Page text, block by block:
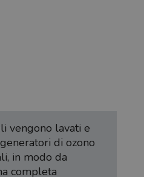
vengono lavati e
di ozono
in modo da
completa